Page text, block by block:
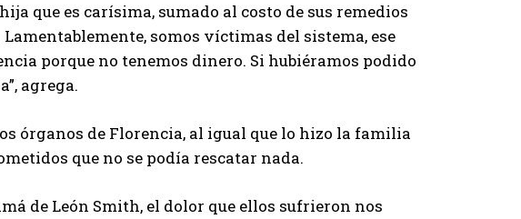
que es carísima, sumado al costo de sus remedios
somos víctimas del sistema, ese
porque no tenemos dinero. Si hubiéramos podido
agrega.
órganos de Florencia, al igual que lo hizo la familia
que no se podía rescatar nada.
de León Smith, el dolor que ellos sufrieron nos